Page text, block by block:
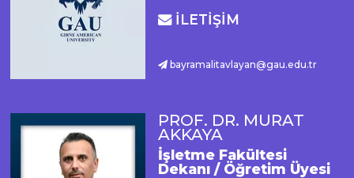
İLETİŞİM
bayramalitavlayan@gau.edu.tr
PROF. DR. MURAT
AKKAYA
İşletme Fakültesi
Dekanı / Öğretim Üyesi